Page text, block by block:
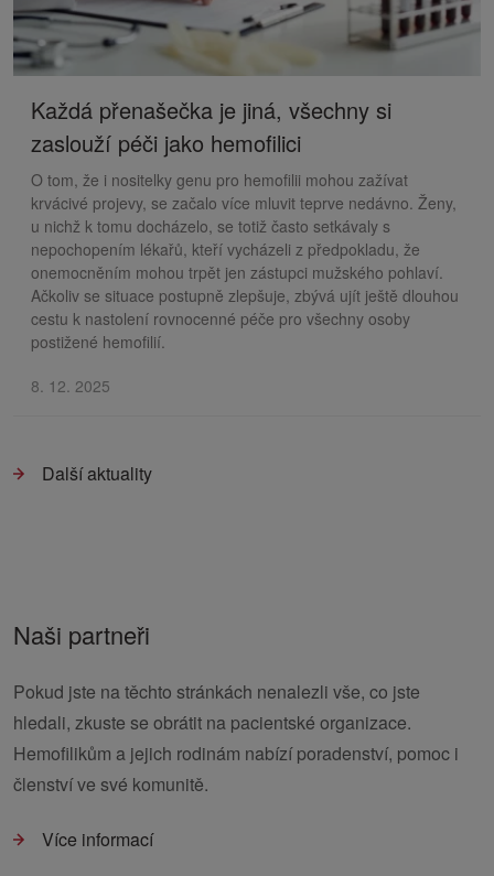
Každá přenašečka je jiná, všechny si
zaslouží péči jako hemofilici
O tom, že i nositelky genu pro hemofilii mohou zažívat
krvácivé projevy, se začalo více mluvit teprve nedávno. Ženy,
u nichž k tomu docházelo, se totiž často setkávaly s
nepochopením lékařů, kteří vycházeli z předpokladu, že
onemocněním mohou trpět jen zástupci mužského pohlaví.
Ačkoliv se situace postupně zlepšuje, zbývá ujít ještě dlouhou
cestu k nastolení rovnocenné péče pro všechny osoby
postižené hemofilií.
8. 12. 2025
Další aktuality
Naši partneři
Pokud jste na těchto stránkách nenalezli vše, co jste
hledali, zkuste se obrátit na pacientské organizace.
Hemofilikům a jejich rodinám nabízí poradenství, pomoc i
členství ve své komunitě.
Více informací